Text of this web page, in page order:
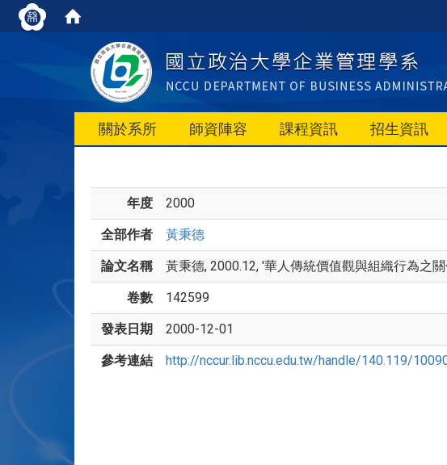
關於系所 師資陣容 課程資訊 招生資訊
年度 2000
全部作者 黃秉德
論文名稱 黃秉德, 2000.12, '華人傳統價值觀與組織行為之
卷數 142599
發表日期 2000-12-01
參考連結 http://nccur.lib.nccu.edu.tw/handle/140.119/